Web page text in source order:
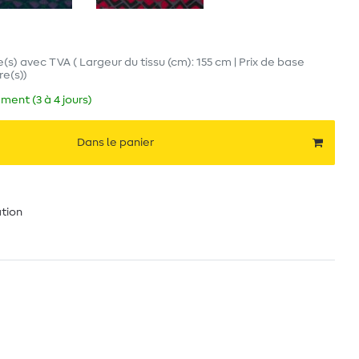
avec TVA ( Largeur du tissu (cm): 155 cm | Prix de base
)
(3 à 4 jours)
Dans le panier